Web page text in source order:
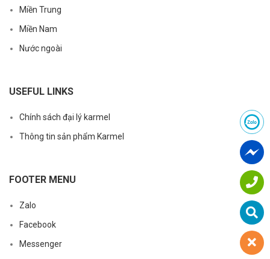
Miền Trung
Miền Nam
Nước ngoài
USEFUL LINKS
Chính sách đại lý karmel
Thông tin sản phẩm Karmel
FOOTER MENU
Zalo
Facebook
Messenger